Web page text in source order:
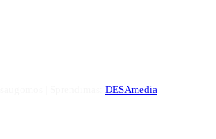
DESAmedia